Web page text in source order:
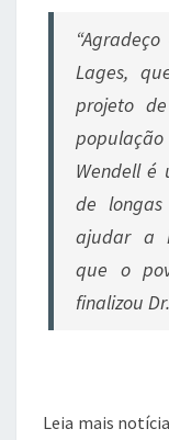
Lages,
projeto
Wendell é
de
ajudar a
que o
finalizou
Leia mais